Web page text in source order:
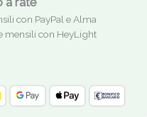
con PayPal e Alma
mensili con HeyLight